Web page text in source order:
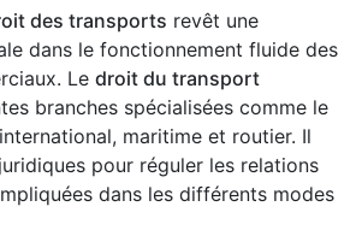
des transports revêt une
dans le fonctionnement fluide des
Le droit du transport
branches spécialisées comme le
maritime et routier. Il
pour réguler les relations
dans les différents modes